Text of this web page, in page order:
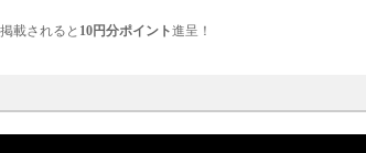
載されると 10円分ポイント進呈！